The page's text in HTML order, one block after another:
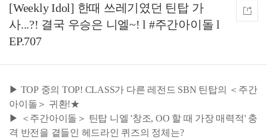
[Weekly Idol] 한때 쓰레기였던 틴탑 가
사...?! 결국 우승은 니엘~! l #주간아이돌 l
EP.707
▶ TOP 중의 TOP! CLASS가 다른 레전드 SBN 틴탑의 ＜주간
아이돌＞ 귀환!★
▶ ＜주간아이돌＞ 틴탑 니엘 '창조, OO 할 때 가장 매력적' 충
격 반전을 곁들인 헤드라인 퀴즈의 정체는?